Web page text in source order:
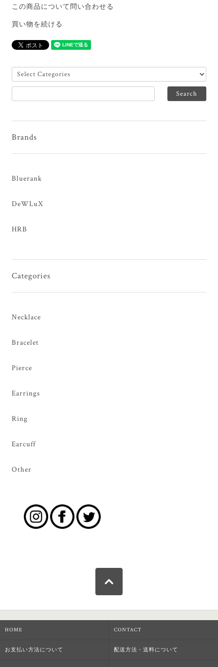
この商品について問い合わせる
買い物を続ける
Brands
Bluerank
DeWLuX
HRB
Categories
Necklace
Bracelet
Pierce
Earrings
Ring
Earcuff
Other
HOME CONTACT
お支払い方法について 配送方法・送料について